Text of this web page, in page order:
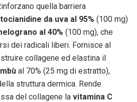
quella barriera
da uva al 95% (100 mg)
al 40% (100 mg), che
dei radicali liberi. Fornisce al
collagene ed elastina il
al 70% (25 mg di estratto),
struttura dermica. Rende
del collagene la vitamina C